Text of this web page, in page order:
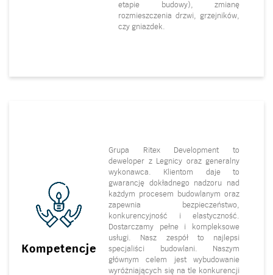
etapie budowy), zmianę
rozmieszczenia drzwi, grzejników,
czy gniazdek.
Kompetencje
Grupa Ritex Development to
deweloper z Legnicy oraz generalny
wykonawca. Klientom daje to
gwarancję dokładnego nadzoru nad
każdym procesem budowlanym oraz
zapewnia bezpieczeństwo,
konkurencyjność i elastyczność.
Dostarczamy pełne i kompleksowe
usługi. Nasz zespół to najlepsi
specjaliści budowlani. Naszym
głównym celem jest wybudowanie
wyróżniających się na tle konkurencji